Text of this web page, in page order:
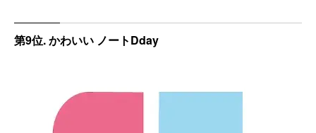
第9位. かわいい ノートDday